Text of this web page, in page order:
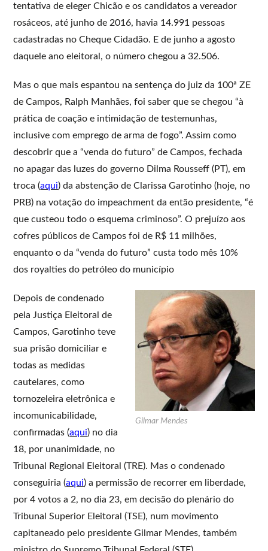
tentativa de eleger Chicão e os candidatos a vereador
rosáceos, até junho de 2016, havia 14.991 pessoas
cadastradas no Cheque Cidadão. E de junho a agosto
daquele ano eleitoral, o número chegou a 32.506.
Mas o que mais espantou na sentença do juiz da 100ª ZE
de Campos, Ralph Manhães, foi saber que se chegou “à
prática de coação e intimidação de testemunhas,
inclusive com emprego de arma de fogo”. Assim como
descobrir que a “venda do futuro” de Campos, fechada
no apagar das luzes do governo Dilma Rousseff (PT), em
troca (aqui) da abstenção de Clarissa Garotinho (hoje, no
PRB) na votação do impeachment da então presidente, “é
que custeou todo o esquema criminoso”. O prejuízo aos
cofres públicos de Campos foi de R$ 11 milhões,
enquanto o da “venda do futuro” custa todo mês 10%
dos royalties do petróleo do município
Gilmar Mendes
Depois de condenado
pela Justiça Eleitoral de
Campos, Garotinho teve
sua prisão domiciliar e
todas as medidas
cautelares, como
tornozeleira eletrônica e
incomunicabilidade,
confirmadas (aqui) no dia
18, por unanimidade, no
Tribunal Regional Eleitoral (TRE). Mas o condenado
conseguiria (aqui) a permissão de recorrer em liberdade,
por 4 votos a 2, no dia 23, em decisão do plenário do
Tribunal Superior Eleitoral (TSE), num movimento
capitaneado pelo presidente Gilmar Mendes, também